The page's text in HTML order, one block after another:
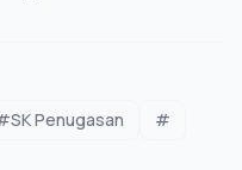
Penugasan #